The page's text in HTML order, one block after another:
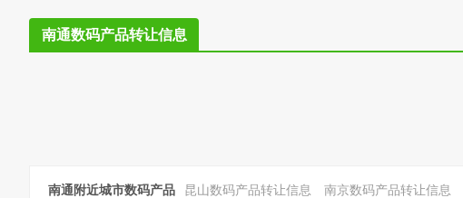
南通数码产品转让信息
南通附近城市数码产品
昆山数码产品转让信息 南京数码产品转让信息